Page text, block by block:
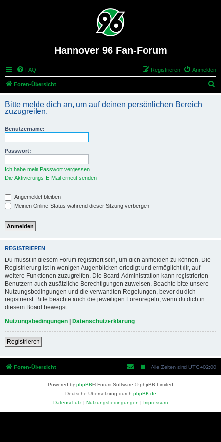
Hannover 96 Fan-Forum
FAQ Anmelden
Registrieren
Foren-Übersicht
h
Bitte melde dich an, um auf deinen persönlichen Bereich
zuzugreifen.
Benutzername:
Passwort:
Ich habe mein Passwort vergessen
Die Aktivierungs-E-Mail erneut senden
Angemeldet bleiben
Meinen Online-Status während dieser Sitzung verbergen
REGISTRIEREN
Du musst in diesem Forum registriert sein, um dich anmelden zu können. Die
Registrierung ist in wenigen Augenblicken erledigt und ermöglicht dir, auf
weitere Funktionen zuzugreifen. Die Board-Administration kann registrierten
Benutzern auch zusätzliche Berechtigungen zuweisen. Beachte bitte unsere
Nutzungsbedingungen und die verwandten Regelungen, bevor du dich
registrierst. Bitte beachte auch die jeweiligen Forenregeln, wenn du dich in
diesem Board bewegst.
Nutzungsbedingungen | Datenschutzerklärung
Registrieren
Foren-Übersicht Alle Zeiten sind UTC+02:00
Powered by phpBB® Forum Software © phpBB Limited
Deutsche Übersetzung durch phpBB.de
Datenschutz | Nutzungsbedingungen | Impressum